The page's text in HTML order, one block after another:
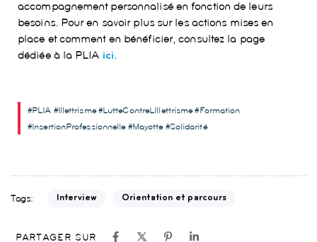
accompagnement personnalisé en fonction de leurs
besoins. Pour en savoir plus sur les actions mises en
place et comment en bénéficier, consultez la page
dédiée à la PLIA ici .
#PLIA #Illettrisme #LutteContreLIllettrisme #Formation
#InsertionProfessionnelle #Mayotte #Solidarité
Tags: Interview Orientation et parcours
PARTAGER SUR